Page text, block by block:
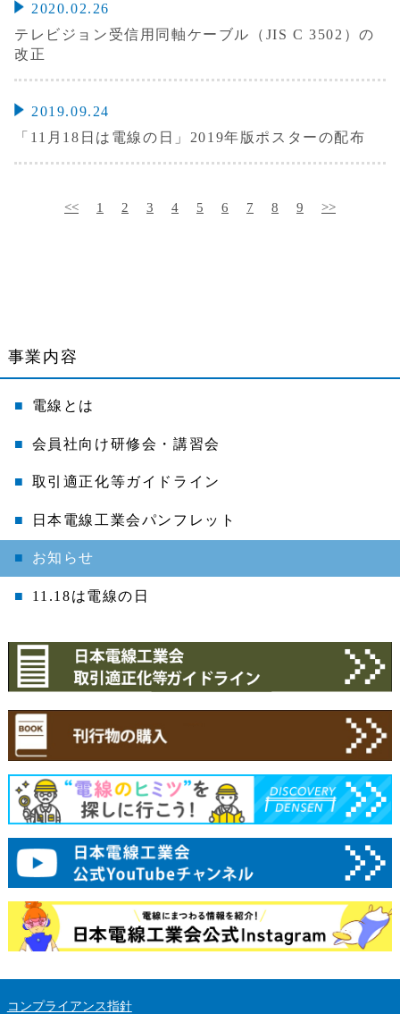
2020.02.26
テレビジョン受信用同軸ケーブル（JIS C 3502）の
改正
2019.09.24
「11月18日は電線の日」2019年版ポスターの配布
<< 1 2 3 4 5 6 7 8 9 >>
事業内容
電線とは
会員社向け研修会・講習会
取引適正化等ガイドライン
日本電線工業会パンフレット
お知らせ
11.18は電線の日
コンプライアンス指針